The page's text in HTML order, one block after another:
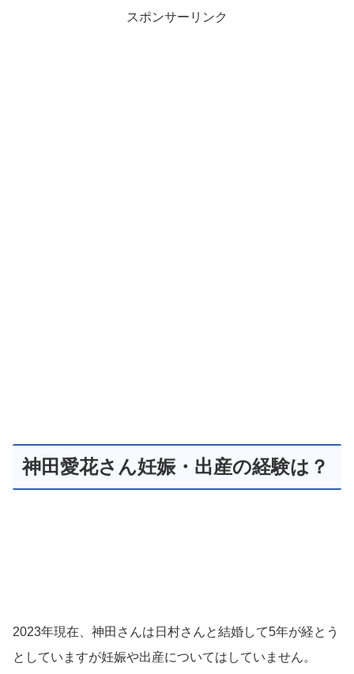
スポンサーリンク
神田愛花さん妊娠・出産の経験は？
2023年現在、神田さんは日村さんと結婚して5年が経とう
としていますが妊娠や出産についてはしていません。